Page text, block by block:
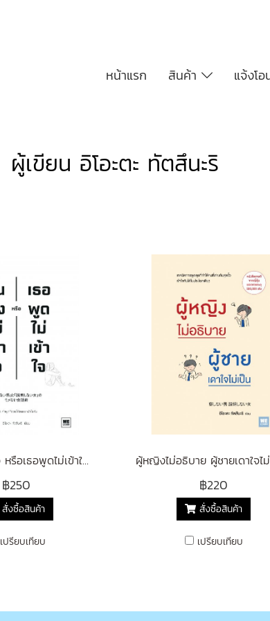
หน้าแรก สินค้า แจ้งโอ
ผู้เขียน อิโอะตะ ทัตสึนะริ
ฉันฟังไม่เข้าใจ หรือเธอพูดไม่เข้าใจ (「察しない男」と「説明しない女」のモメない会話術 )
฿250
สั่งซื้อสินค้า
เปรียบเทียบ
฿220
สั่งซื้อสินค้า
เปรียบเทียบ